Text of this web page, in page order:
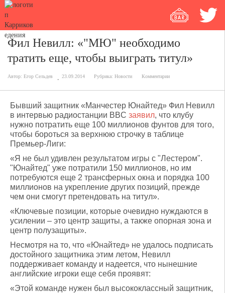
Фил Невилл: «"МЮ" необходимо
тратить еще, чтобы выиграть титул»
Автор: Егор Сельдев 23.09.2014 Рубрика: Новости Комментарии
Бывший защитник «Манчестер Юнайтед» Фил Невилл
в интервью радиостанции BBC заявил, что клубу
нужно потратить еще 100 миллионов фунтов для того,
чтобы бороться за верхнюю строчку в таблице
Премьер-Лиги:
«Я не был удивлен результатом игры с "Лестером".
"Юнайтед" уже потратили 150 миллионов, но им
потребуются еще 2 трансферных окна и порядка 100
миллионов на укрепление других позиций, прежде
чем они смогут претендовать на титул».
«Ключевые позиции, которые очевидно нуждаются в
усилении – это центр защиты, а также опорная зона и
центр полузащиты».
Несмотря на то, что «Юнайтед» не удалось подписать
достойного защитника этим летом, Невилл
поддерживает команду и надеется, что нынешние
английские игроки еще себя проявят:
«Этой команде нужен был высококлассный защитник,